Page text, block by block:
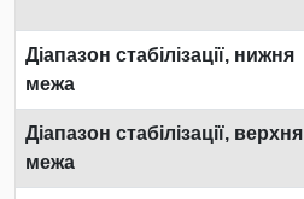
Діапазон стабілізації, нижня
межа
Діапазон стабілізації, верхня
межа